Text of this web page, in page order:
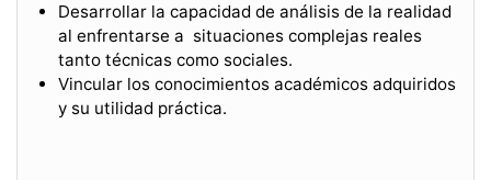
Desarrollar la capacidad de análisis de la realidad
al enfrentarse a situaciones complejas reales
tanto técnicas como sociales.
Vincular los conocimientos académicos adquiridos
y su utilidad práctica.